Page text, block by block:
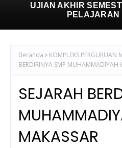
UJIAN AKHIR
PELAJARAN
Beranda KOMPLEKS PERGURUAN
BERDIRINYA SMP MUHAMMADIYAH
SEJARAH
MAKASSAR